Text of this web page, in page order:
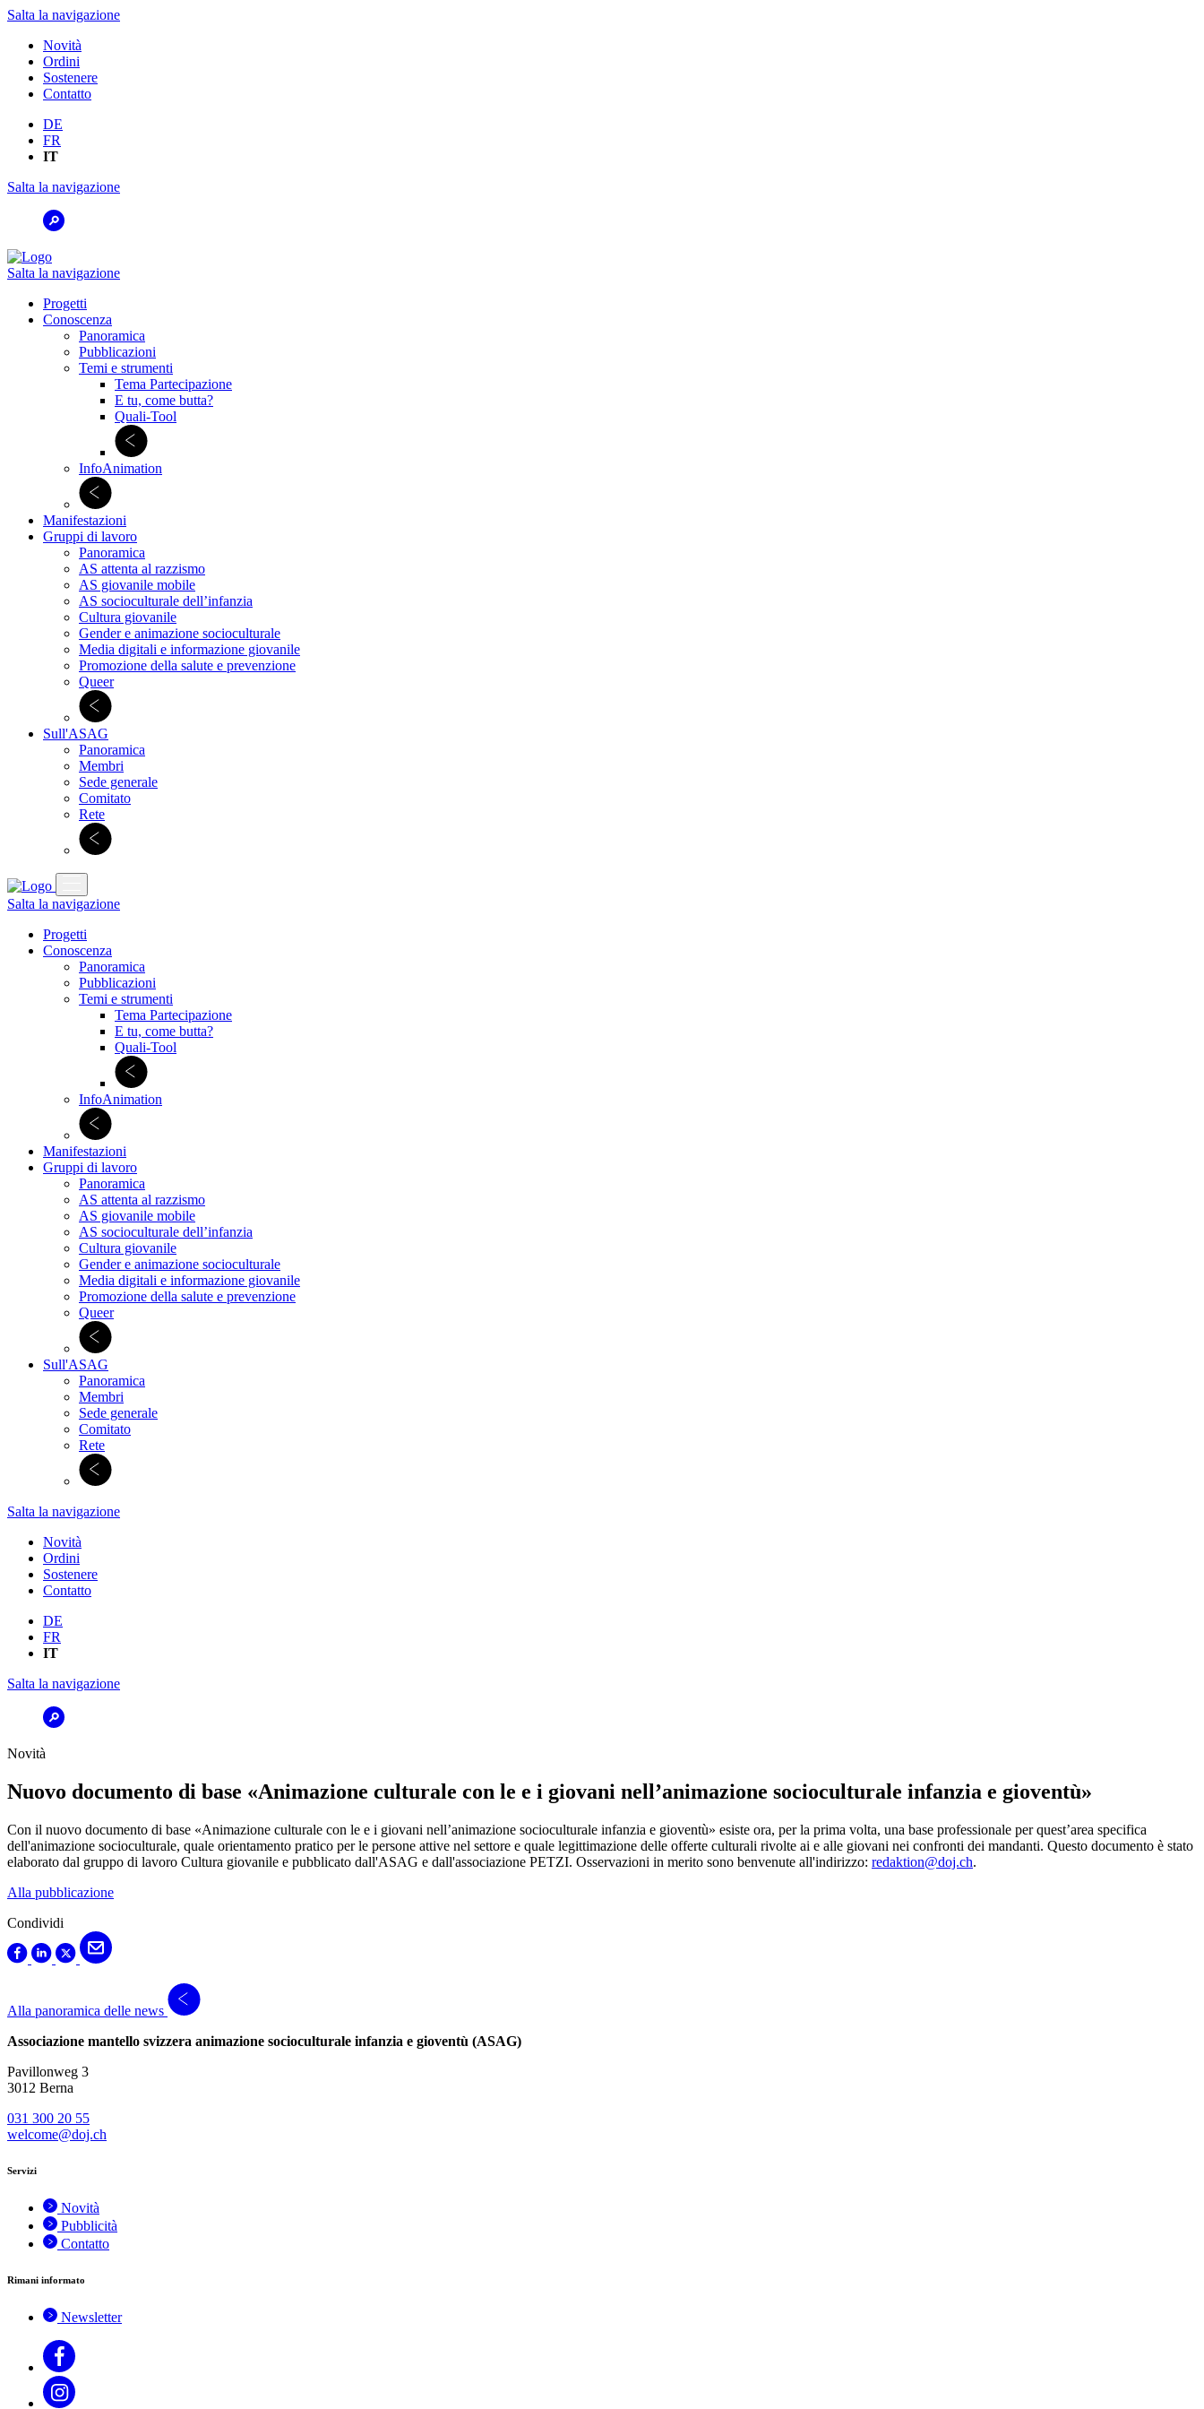
Salta la navigazione
Novità
Ordini
Sostenere
Contatto
DE
FR
IT
Salta la navigazione
Salta la navigazione
Progetti
Conoscenza
Panoramica
Pubblicazioni
Temi e strumenti
Tema Partecipazione
E tu, come butta?
Quali-Tool
InfoAnimation
Manifestazioni
Gruppi di lavoro
Panoramica
AS attenta al razzismo
AS giovanile mobile
AS socioculturale dell’infanzia
Cultura giovanile
Gender e animazione socioculturale
Media digitali e informazione giovanile
Promozione della salute e prevenzione
Queer
Sull'ASAG
Panoramica
Membri
Sede generale
Comitato
Rete
Salta la navigazione
Progetti
Conoscenza
Panoramica
Pubblicazioni
Temi e strumenti
Tema Partecipazione
E tu, come butta?
Quali-Tool
InfoAnimation
Manifestazioni
Gruppi di lavoro
Panoramica
AS attenta al razzismo
AS giovanile mobile
AS socioculturale dell’infanzia
Cultura giovanile
Gender e animazione socioculturale
Media digitali e informazione giovanile
Promozione della salute e prevenzione
Queer
Sull'ASAG
Panoramica
Membri
Sede generale
Comitato
Rete
Salta la navigazione
Novità
Ordini
Sostenere
Contatto
DE
FR
IT
Salta la navigazione
Novità
Nuovo documento di base «Animazione culturale con le e i giovani nell’animazione socioculturale infanzia e gioventù»
Con il nuovo documento di base «Animazione culturale con le e i giovani nell’animazione socioculturale infanzia e gioventù» esiste ora, per la prima volta, una base professionale per quest’area specifica
dell'animazione socioculturale, quale orientamento pratico per le persone attive nel settore e quale legittimazione delle offerte culturali rivolte ai e alle giovani nei confronti dei mandanti. Questo documento è stato
elaborato dal gruppo di lavoro Cultura giovanile e pubblicato dall'ASAG e dall'associazione PETZI. Osservazioni in merito sono benvenute all'indirizzo: redaktion@doj.ch.
Alla pubblicazione
Condividi
Alla panoramica delle news
Associazione mantello svizzera animazione socioculturale infanzia e gioventù (ASAG)
Pavillonweg 3
3012 Berna
031 300 20 55
welcome@doj.ch
Servizi
Novità
Pubblicità
Contatto
Rimani informato
Newsletter